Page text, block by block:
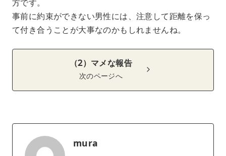
方です。
事前に約束ができない男性には、注意して距離を保っ
て付き合うことが大事なのかもしれませんね。
（2）マメな報告
次のページへ
mura